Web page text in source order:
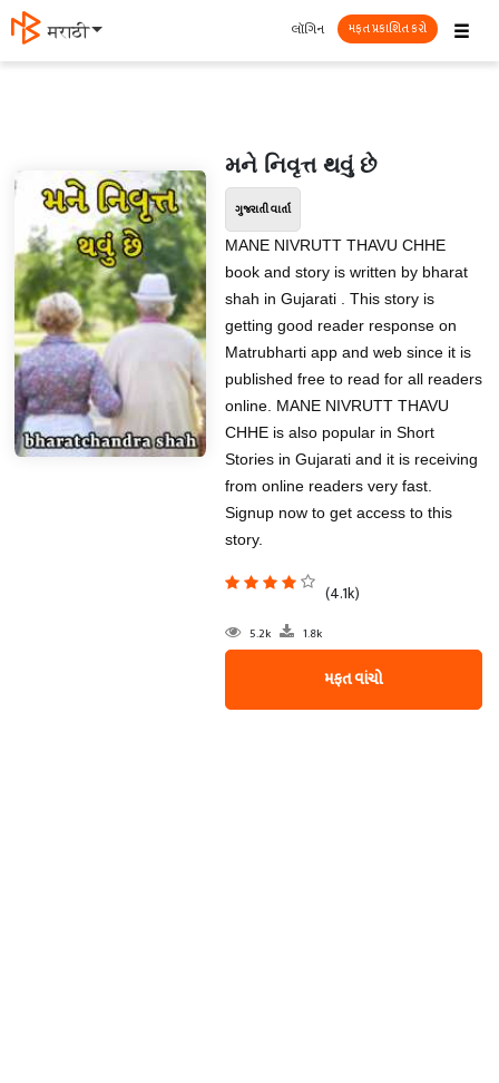
मराठी ☰
લૉગિન મફત પ્રકાશિત કરો
મને નિવૃત્ત થવું છે
ગુજરાતી વાર્તા
MANE NIVRUTT THAVU CHHE
book and story is written by bharat
shah in Gujarati . This story is
getting good reader response on
Matrubharti app and web since it is
published free to read for all readers
online. MANE NIVRUTT THAVU
CHHE is also popular in Short
Stories in Gujarati and it is receiving
from online readers very fast.
Signup now to get access to this
story.
(4.1k)
5.2k 1.8k
મફત વાંચો